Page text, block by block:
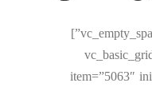
[/vc_column_text][vc_empty_space height=”50px”]
item=”5063″